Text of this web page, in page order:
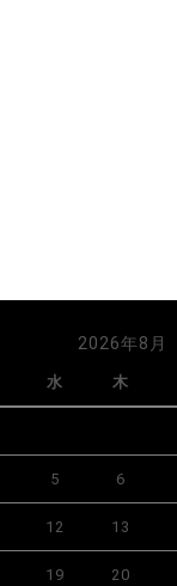
2026年8月
水 木
5 6
12 13
19 20